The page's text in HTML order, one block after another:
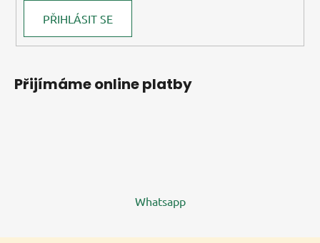
PŘIHLÁSIT SE
Přijímáme online platby
Whatsapp